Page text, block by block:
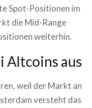
Spot-Positionen im
die Mid-Range
weiterhin.
Altcoins aus
weil der Markt an
versteht das